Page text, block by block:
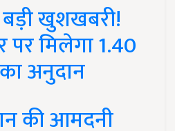
खुशखबरी!
पर मिलेगा 1.40
अनुदान
की आमदनी